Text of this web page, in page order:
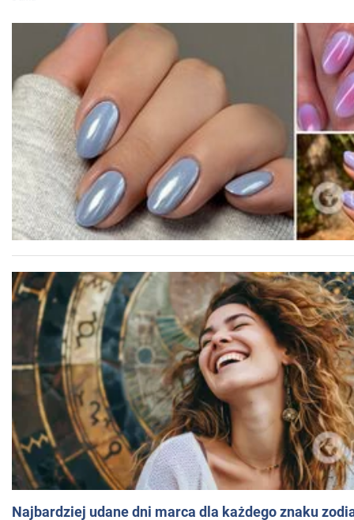
Najbardziej udane dni marca dla każdego znaku